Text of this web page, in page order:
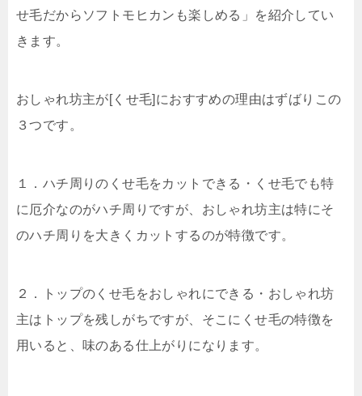
せ毛だからソフトモヒカンも楽しめる」を紹介してい
きます。
おしゃれ坊主が[くせ毛]におすすめの理由はずばりこの
３つです。
１．ハチ周りのくせ毛をカットできる・くせ毛でも特
に厄介なのがハチ周りですが、おしゃれ坊主は特にそ
のハチ周りを大きくカットするのが特徴です。
２．トップのくせ毛をおしゃれにできる・おしゃれ坊
主はトップを残しがちですが、そこにくせ毛の特徴を
用いると、味のある仕上がりになります。